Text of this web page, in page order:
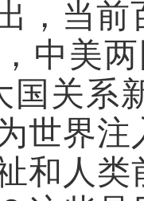
，当
中美
国关系
世界
和人